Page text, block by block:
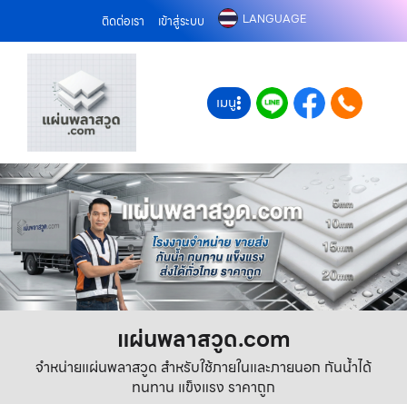
ติดต่อเรา เข้าสู่ระบบ LANGUAGE
เมนู
แผ่นพลาสวูด.com
จำหน่ายแผ่นพลาสวูด สำหรับใช้ภายในและภายนอก กันน้ำได้
ทนทาน แข็งแรง ราคาถูก